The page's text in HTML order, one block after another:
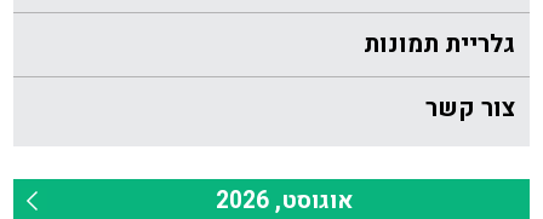
גלריית תמונות
צור קשר